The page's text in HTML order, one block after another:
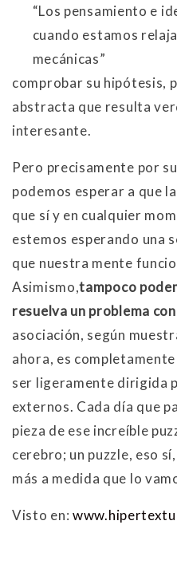
Los pensamiento e
cuando estamos
mecánicas
comprobar su hipótesis,
abstracta que resulta
interesante.
Pero precisamente por
podemos esperar a que
que sí y en cualquier
estemos esperando una
que nuestra mente
Asimismo,tampoco
resuelva un problema
asociación, según
ahora, es
ser ligeramente dirigida
externos. Cada día que
pieza de ese increíble
cerebro; un puzzle, eso
más a medida que lo
Visto en: